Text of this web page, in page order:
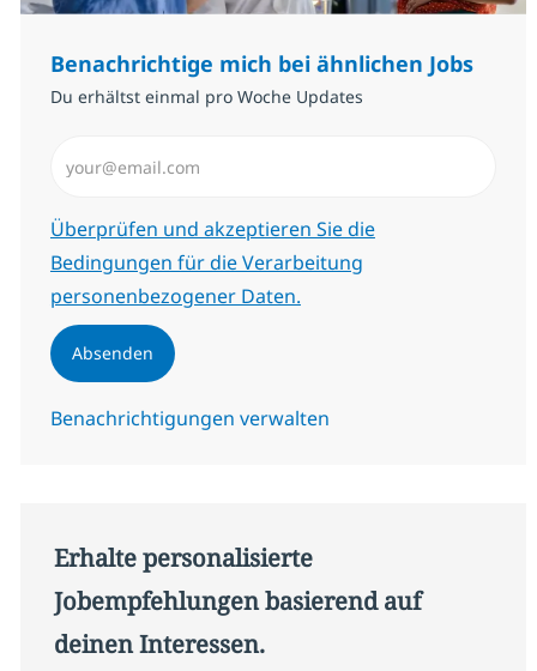
Benachrichtige mich bei ähnlichen Jobs
Du erhältst einmal pro Woche Updates
Erforderlich
Überprüfen und akzeptieren Sie die
Bedingungen für die Verarbeitung
personenbezogener Daten.
Absenden
Benachrichtigungen verwalten
Erhalte personalisierte
Jobempfehlungen basierend auf
deinen Interessen.